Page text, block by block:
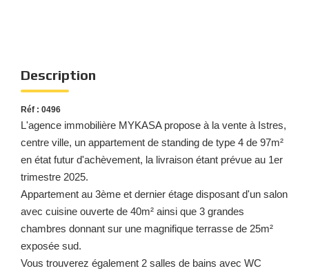
Description
Réf : 0496
L'agence immobilière MYKASA propose à la vente à Istres,
centre ville, un appartement de standing de type 4 de 97m²
en état futur d'achèvement, la livraison étant prévue au 1er
trimestre 2025.
Appartement au 3ème et dernier étage disposant d'un salon
avec cuisine ouverte de 40m² ainsi que 3 grandes
chambres donnant sur une magnifique terrasse de 25m²
exposée sud.
Vous trouverez également 2 salles de bains avec WC